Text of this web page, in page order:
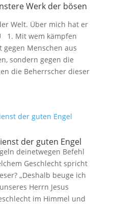
Werk der bösen
Welt. Über mich hat er
1. Mit wem kämpfen
Menschen aus
sondern gegen die
die Beherrscher dieser
der guten Engel
deinetwegen Befehl
Geschlecht spricht
„Deshalb beuge ich
Herrn Jesus
im Himmel und